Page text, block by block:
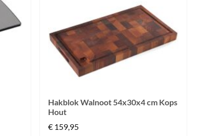
Hakblok Walnoot 54x30x4 cm Kops
Hout
€159,95